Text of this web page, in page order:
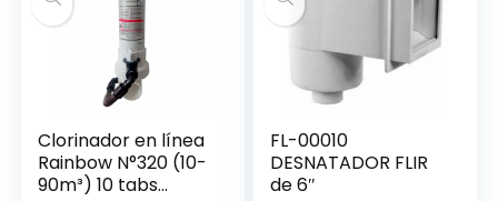
Clorinador en línea
Rainbow N°320 (10-
90m³) 10 tabs
FL-00010
DESNATADOR FLIR
de 6″